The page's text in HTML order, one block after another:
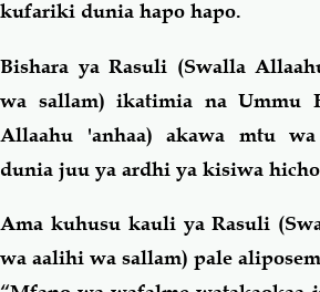
kufariki dunia hapo hapo.
Bishara ya Rasuli (Swalla
wa sallam) ikatimia na Ummu
Allaahu 'anhaa) akawa mtu
dunia juu ya ardhi ya kisiwa
Ama kuhusu kauli ya Rasuli
wa aalihi wa sallam) pale